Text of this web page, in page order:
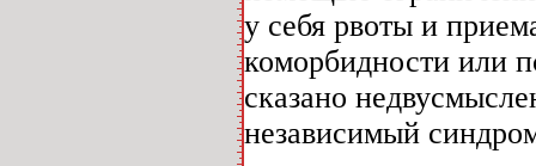
у себя рвоты и
коморбидности или
сказано
независимый